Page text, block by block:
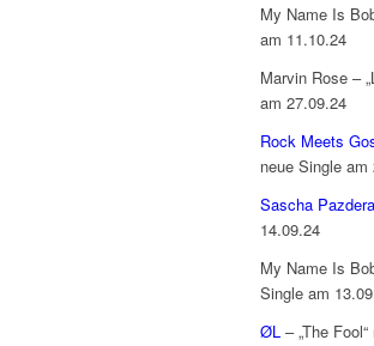
My Name Is
am 11.10.24
Marvin Rose –
am 27.09.24
Rock Meets
neue Single am
Sascha Pazdera
14.09.24
My Name Is
Single am
ØL – „The